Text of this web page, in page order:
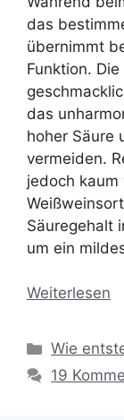
das
übernimmt
Funktion.
das
hoher Säure
vermeiden.
jedoch kaum
Säuregehalt
um ein
Weiterlesen
Wie
19